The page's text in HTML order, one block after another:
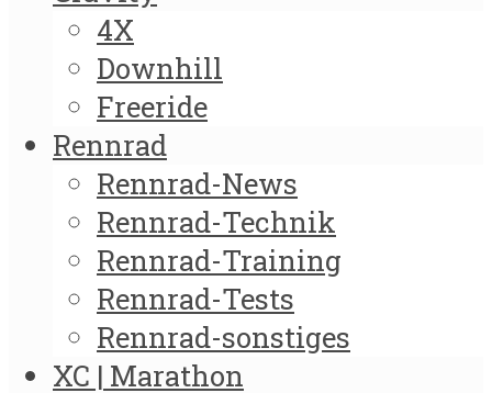
4X
Downhill
Freeride
Rennrad
Rennrad-News
Rennrad-Technik
Rennrad-Training
Rennrad-Tests
Rennrad-sonstiges
XC | Marathon